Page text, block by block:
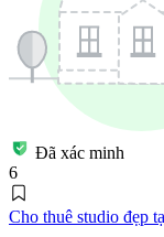
Đã xác minh
6
Cho thuê studio đẹp